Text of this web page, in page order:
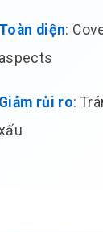
Toàn diện:
aspects
Giảm rủi ro: